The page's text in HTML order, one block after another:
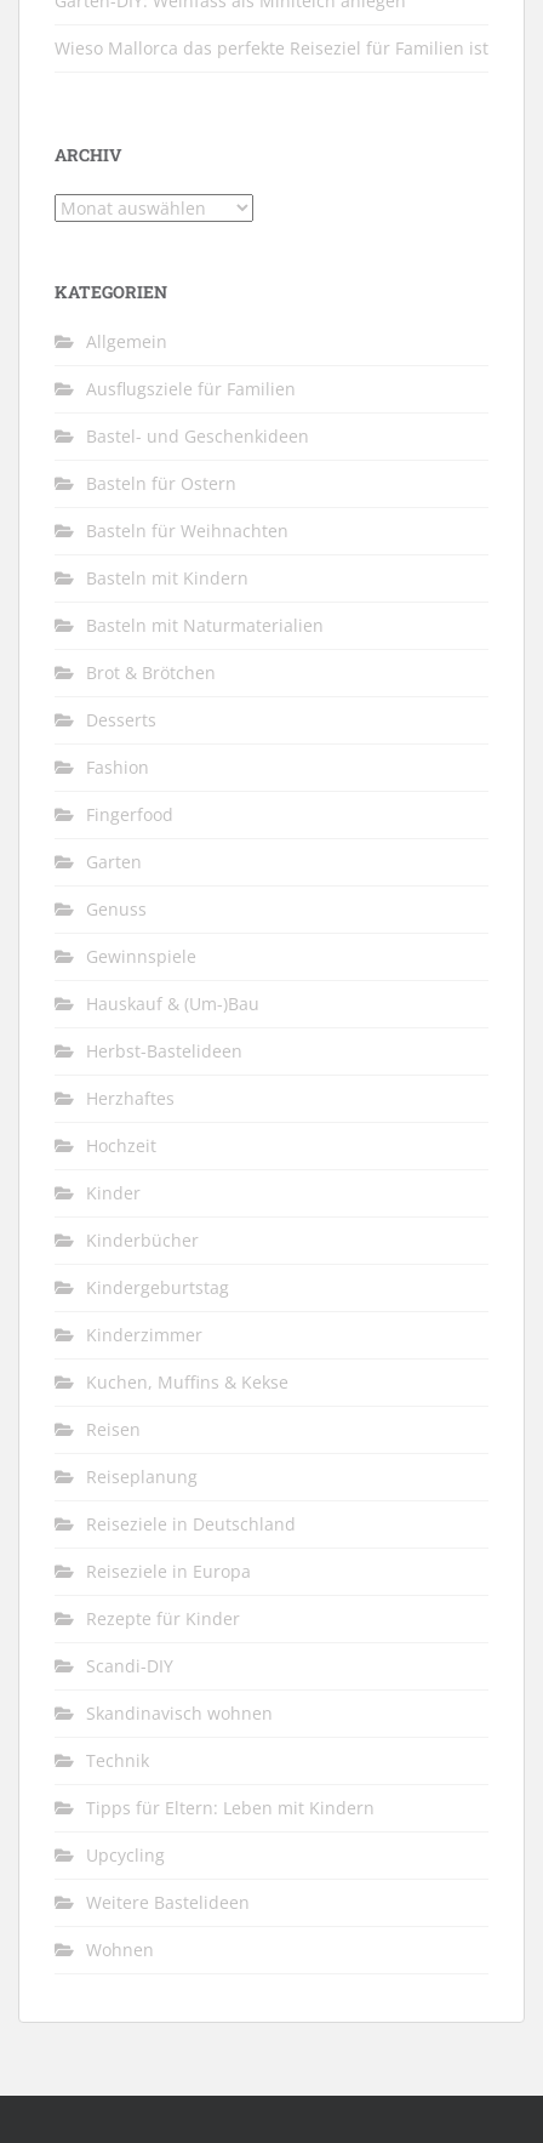
Wieso Mallorca das perfekte Reiseziel für Familien ist
ARCHIV
Archiv
KATEGORIEN
Allgemein
Ausflugsziele für Familien
Bastel- und Geschenkideen
Basteln für Ostern
Basteln für Weihnachten
Basteln mit Kindern
Basteln mit Naturmaterialien
Brot & Brötchen
Desserts
Fashion
Fingerfood
Garten
Genuss
Gewinnspiele
Hauskauf & (Um-)Bau
Herbst-Bastelideen
Herzhaftes
Hochzeit
Kinder
Kinderbücher
Kindergeburtstag
Kinderzimmer
Kuchen, Muffins & Kekse
Reisen
Reiseplanung
Reiseziele in Deutschland
Reiseziele in Europa
Rezepte für Kinder
Scandi-DIY
Skandinavisch wohnen
Technik
Tipps für Eltern: Leben mit Kindern
Upcycling
Weitere Bastelideen
Wohnen